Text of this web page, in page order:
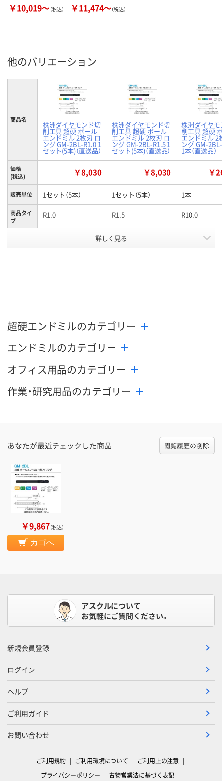
￥10,019～（税込） ￥11,474～（税込）
他のバリエーション
商品名
株洲ダイヤモンド切
削工具 超硬 ボール
エンドミル 2枚刃 ロ
ング GM-2BL-R1.0 1
セット(5本)（直送品）
株洲ダイヤモンド切
削工具 超硬 ボール
エンドミル 2枚刃 ロ
ング GM-2BL-R1.5 1
セット(5本)（直送品）
株洲ダイヤモ
削工具 超硬
エンドミル 2
ング GM-
1本（直送品）
価格
(税込)
￥8,030 ￥8,030 ￥
販売単位 1セット（5本） 1セット（5本） 1本
商品タイ
プ
R1.0 R1.5 R10.0
WK21617 WK21618
カゴへ カゴへ
詳しく見る
超硬エンドミルのカテゴリー
エンドミルのカテゴリー
オフィス用品のカテゴリー
作業・研究用品のカテゴリー
あなたが最近チェックした商品 閲覧履歴の削除
￥9,867（税込）
カゴへ
アスクルについて
お気軽にご質問ください。
新規会員登録
ログイン
ヘルプ
ご利用ガイド
お問い合わせ
ご利用規約 ご利用環境について
ご利用上の注意
プライバシーポリシー
古物営業法に基づく表記